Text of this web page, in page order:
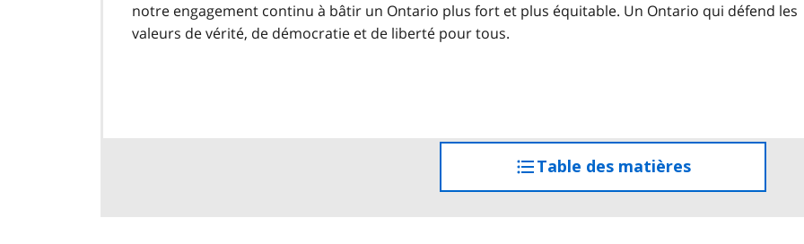
notre engagement continu à bâtir un Ontario plus fort et plus équitable. Un Ontario qui défend les
valeurs de vérité, de démocratie et de liberté pour tous.
Table des matièresaccéder
à